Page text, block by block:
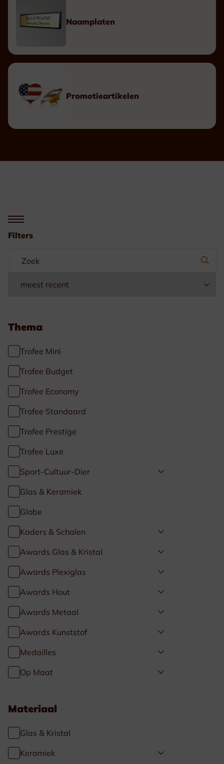
Naamplaten
Promotieartikelen
Filters
Thema
Trofee Mini
Trofee Budget
Trofee Economy
Trofee Standaard
Trofee Prestige
Trofee Luxe
Sport-Cultuur-Dier
Glas & Keramiek
Globe
Kaders & Schalen
Awards Glas & Kristal
Awards Plexiglas
Awards Hout
Awards Metaal
Awards Kunststof
Medailles
Op Maat
Materiaal
Glas & Kristal
Keramiek